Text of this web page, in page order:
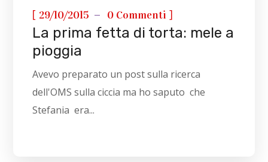
[ 29/10/2015 0 Commenti ]
La prima fetta di torta: mele a
pioggia
Avevo preparato un post sulla ricerca
dell'OMS sulla ciccia ma ho saputo che
Stefania era...